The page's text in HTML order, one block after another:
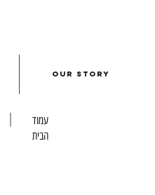
עמוד
הבית
Our Story